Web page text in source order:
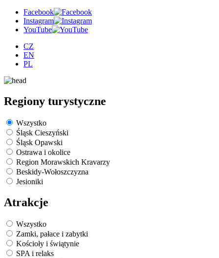
Facebook
Instagram
YouTube
CZ
EN
PL
Regiony turystyczne
Wszystko
Śląsk Cieszyński
Śląsk Opawski
Ostrawa i okolice
Region Morawskich Kravarzy
Beskidy-Wołoszczyzna
Jesioniki
Atrakcje
Wszystko
Zamki, pałace i zabytki
Kościoły i świątynie
SPA i relaks